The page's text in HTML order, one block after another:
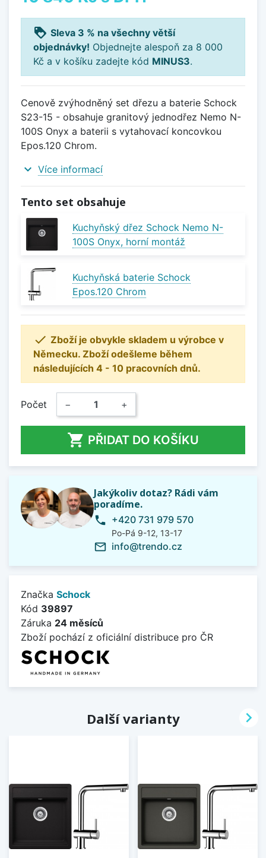
loyalty Sleva 3 % na všechny větší
objednávky! Objednejte alespoň za 8 000
Kč a v košíku zadejte kód MINUS3.
Cenově zvýhodněný set dřezu a baterie Schock
S23-15 - obsahuje granitový jednodřez Nemo N-
100S Onyx a baterii s vytahovací koncovkou
Epos.120 Chrom.
expand_more Více informací
Tento set obsahuje
Kuchyňský dřez Schock Nemo N-
100S Onyx, horní montáž
Kuchyňská baterie Schock
Epos.120 Chrom
 Zboží je obvykle skladem u výrobce v
Německu. Zboží odešleme během
následujících 4 - 10 pracovních dnů.
Počet − +
 PŘIDAT DO KOŠÍKU
Jakýkoliv dotaz? Rádi vám
poradíme.
phone +420 731 979 570
Po-Pá 9-12, 13-17
mail_outline info@trendo.cz
Značka Schock
Kód 39897
Záruka 24 měsíců
Zboží pochází z oficiální distribuce pro ČR
Další varianty 